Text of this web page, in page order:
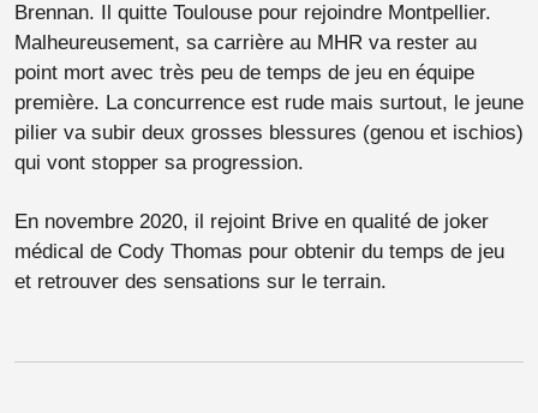
Brennan. Il quitte Toulouse pour rejoindre Montpellier.
Malheureusement, sa carrière au MHR va rester au
point mort avec très peu de temps de jeu en équipe
première. La concurrence est rude mais surtout, le jeune
pilier va subir deux grosses blessures (genou et ischios)
qui vont stopper sa progression.
En novembre 2020, il rejoint Brive en qualité de joker
médical de Cody Thomas pour obtenir du temps de jeu
et retrouver des sensations sur le terrain.